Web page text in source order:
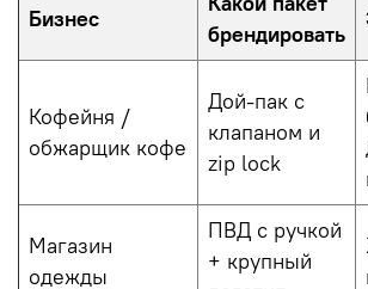
Бизнес
брендировать
Кофейня /
обжарщик кофе
Дой-пак с
клапаном и
zip lock
Магазин
одежды
ПВД с ручкой
+ крупный